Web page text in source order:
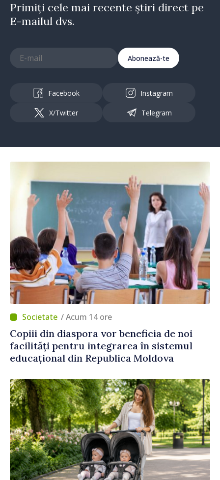
Primiți cele mai recente știri direct pe
E-mailul dvs.
Abonează-te
Facebook Instagram
X/Twitter Telegram
/ Acum 14 ore
Copiii din diaspora vor beneficia de noi
facilități pentru integrarea în sistemul
educațional din Republica Moldova